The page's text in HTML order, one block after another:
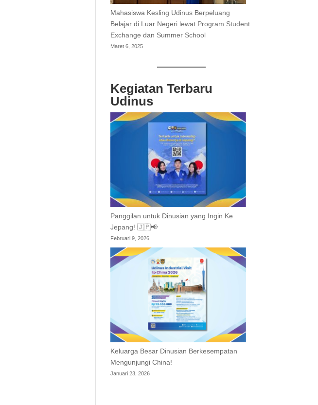
Mahasiswa Kesling Udinus Berpeluang
Belajar di Luar Negeri lewat Program Student
Exchange dan Summer School
Maret 6, 2025
Kegiatan Terbaru
Udinus
Panggilan untuk Dinusian yang Ingin Ke
Jepang! 🇯🇵📢
Februari 9, 2026
Keluarga Besar Dinusian Berkesempatan
Mengunjungi China!
Januari 23, 2026